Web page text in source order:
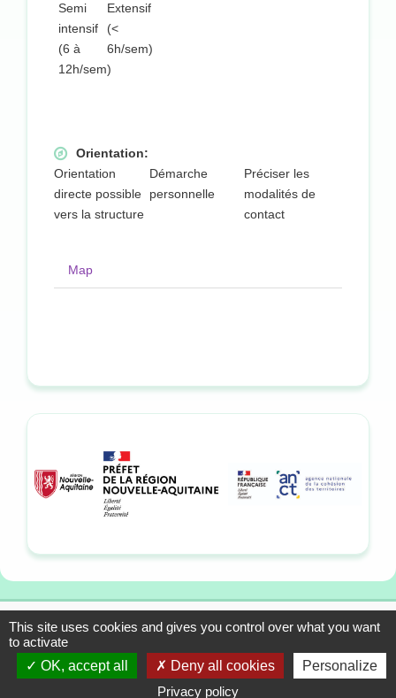
Semi
intensif
(6 à
12h/sem)
Extensif
(<
6h/sem)
Orientation:
Orientation
directe possible
vers la structure
Démarche
personnelle
Préciser les
modalités de
contact
Map
13-15 allée du Colonel
Fabien, 33310 Lormont
Tél. : 05 57 01 56 90
Mentions légales
Plan du site
Contact
© 1993-2026 Association CLAP Sud-Ouest • Site réalisé par
This site uses cookies and gives you control over what you want
to activate
OK, accept all
Deny all cookies
Personalize
Privacy policy